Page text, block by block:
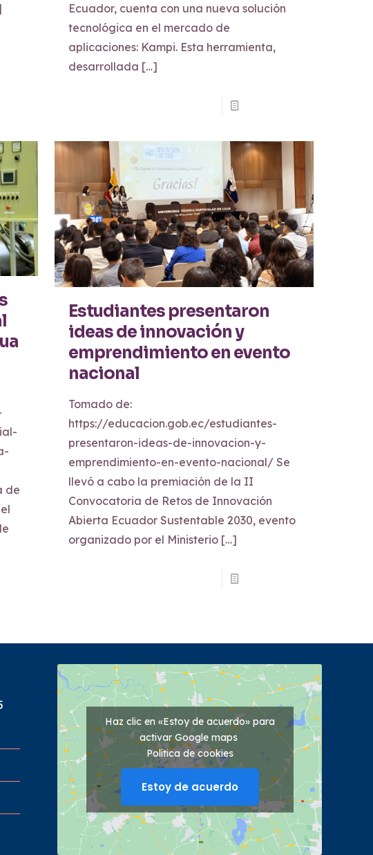
Ecuador, cuenta con una nueva solución
tecnológica en el mercado de
aplicaciones: Kampi. Esta herramienta,
desarrollada […]
de
Estudiantes presentaron
ideas de innovación y
emprendimiento en evento
nacional
Tomado de:
https://educacion.gob.ec/estudiantes-
presentaron-ideas-de-innovacion-y-
emprendimiento-en-evento-nacional/ Se
llevó a cabo la premiación de la II
Convocatoria de Retos de Innovación
Abierta Ecuador Sustentable 2030, evento
organizado por el Ministerio […]
Haz clic en «Estoy de acuerdo» para
activar Google maps
Política de cookies
Estoy de acuerdo